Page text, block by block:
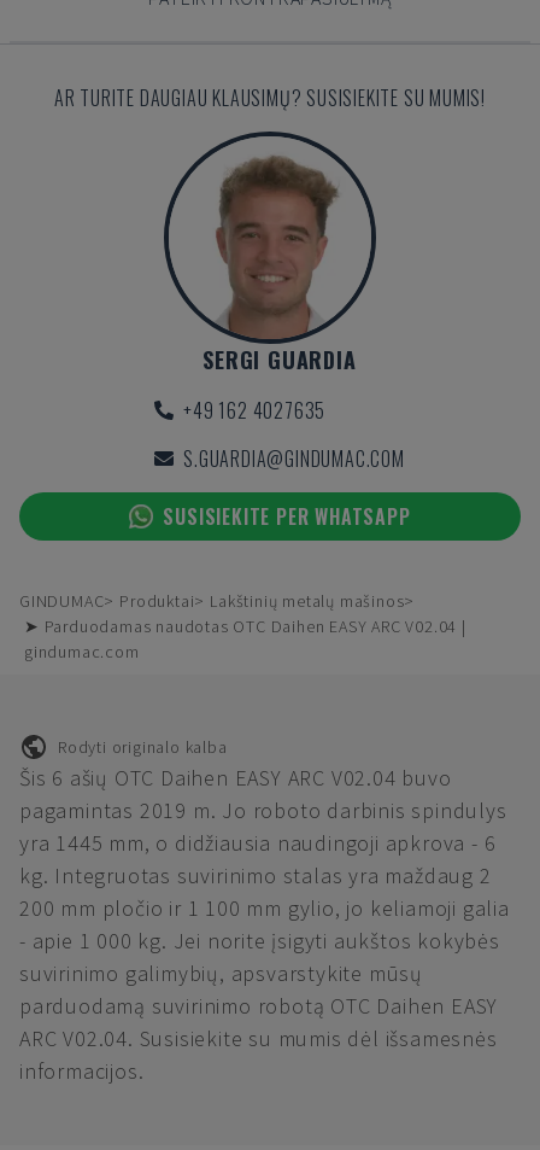
AR TURITE DAUGIAU KLAUSIMŲ? SUSISIEKITE SU MUMIS!
SERGI GUARDIA
+49 162 4027635
S.GUARDIA@GINDUMAC.COM
SUSISIEKITE PER WHATSAPP
GINDUMAC Produktai
Lakštinių metalų mašinos
➤ Parduodamas naudotas OTC Daihen EASY ARC V02.04 |
gindumac.com
Rodyti originalo kalba
Šis 6 ašių OTC Daihen EASY ARC V02.04 buvo
pagamintas 2019 m. Jo roboto darbinis spindulys
yra 1445 mm, o didžiausia naudingoji apkrova - 6
kg. Integruotas suvirinimo stalas yra maždaug 2
200 mm pločio ir 1 100 mm gylio, jo keliamoji galia
- apie 1 000 kg. Jei norite įsigyti aukštos kokybės
suvirinimo galimybių, apsvarstykite mūsų
parduodamą suvirinimo robotą OTC Daihen EASY
ARC V02.04. Susisiekite su mumis dėl išsamesnės
informacijos.